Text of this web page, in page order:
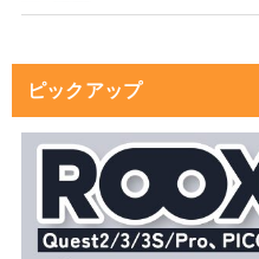
ピックアップ